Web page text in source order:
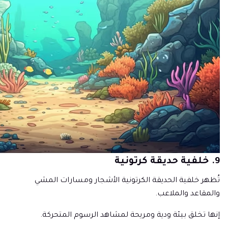
9. خلفية حديقة كرتونية
تُظهر خلفية الحديقة الكرتونية الأشجار ومسارات المشي
والمقاعد والملاعب.
إنها تخلق بيئة ودية ومريحة لمشاهد الرسوم المتحركة.